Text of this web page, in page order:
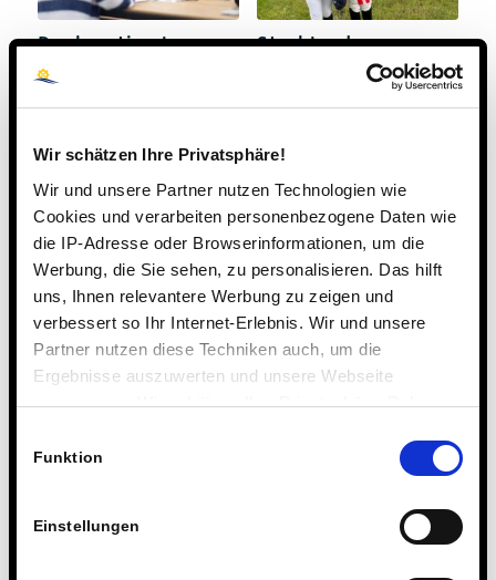
Wir schätzen Ihre Privatsphäre!
Wir und unsere Partner nutzen Technologien wie
Cookies und verarbeiten personenbezogene Daten wie
die IP-Adresse oder Browserinformationen, um die
Werbung, die Sie sehen, zu personalisieren. Das hilft
uns, Ihnen relevantere Werbung zu zeigen und
verbessert so Ihr Internet-Erlebnis. Wir und unsere
Partner nutzen diese Techniken auch, um die
Ergebnisse auszuwerten und unsere Webseite
anzupassen. Wir schätzen Ihre Privatsphäre. Daher
Technologien.
Funktion
Einstellungen
Dank optimaler
Vorbereitung:
Daumen hoch beim
Abi im Internat
Strahlende
Gesichter bei der
ersten Schleife:
Junge Steinmühlen-
Mamas
Fußstapfen
Abwechslungsreiche
Austausch-Reise
Champagne
Steinmühlen-
Schülerin Marie
Ersten Marburger